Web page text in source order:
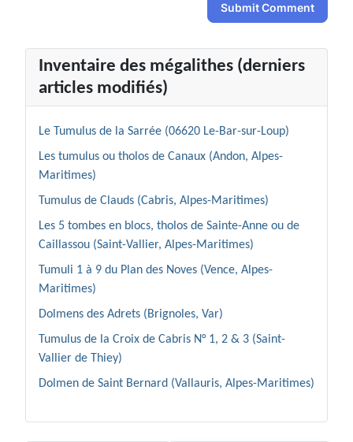
Submit Comment
Inventaire des mégalithes (derniers
articles modifiés)
Le Tumulus de la Sarrée (06620 Le-Bar-sur-Loup)
Les tumulus ou tholos de Canaux (Andon, Alpes-
Maritimes)
Tumulus de Clauds (Cabris, Alpes-Maritimes)
Les 5 tombes en blocs, tholos de Sainte-Anne ou de
Caillassou (Saint-Vallier, Alpes-Maritimes)
Tumuli 1 à 9 du Plan des Noves (Vence, Alpes-
Maritimes)
Dolmens des Adrets (Brignoles, Var)
Tumulus de la Croix de Cabris N° 1, 2 & 3 (Saint-
Vallier de Thiey)
Dolmen de Saint Bernard (Vallauris, Alpes-Maritimes)